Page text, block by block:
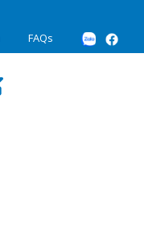
FAQs